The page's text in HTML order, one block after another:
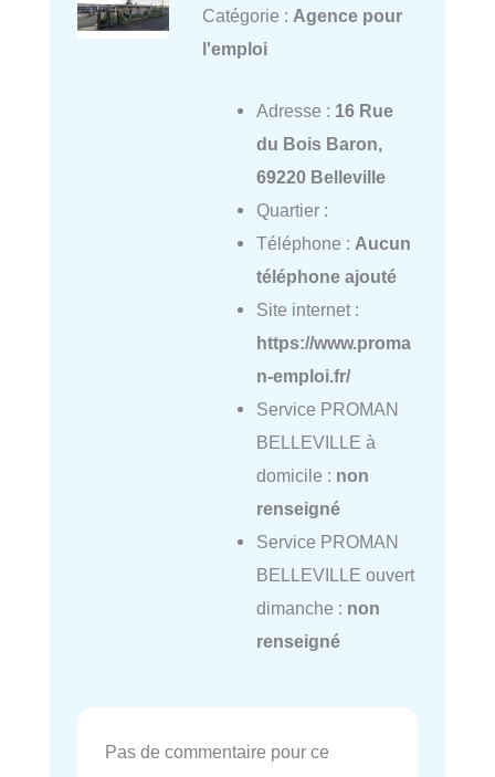
Catégorie : Agence pour
l'emploi
Adresse : 16 Rue
du Bois Baron,
69220 Belleville
Quartier :
Téléphone : Aucun
téléphone ajouté
Site internet :
https://www.proma
n-emploi.fr/
Service PROMAN
BELLEVILLE à
domicile : non
renseigné
Service PROMAN
BELLEVILLE ouvert
dimanche : non
renseigné
Pas de commentaire pour ce